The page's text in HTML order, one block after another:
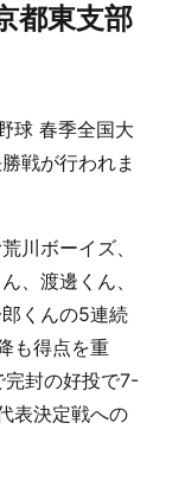
都東支部
球 春季全国大
戦が行われま
川ボーイズ、
、渡邊くん、
くんの5連続
も得点を重
完封の好投で7-
表決定戦への